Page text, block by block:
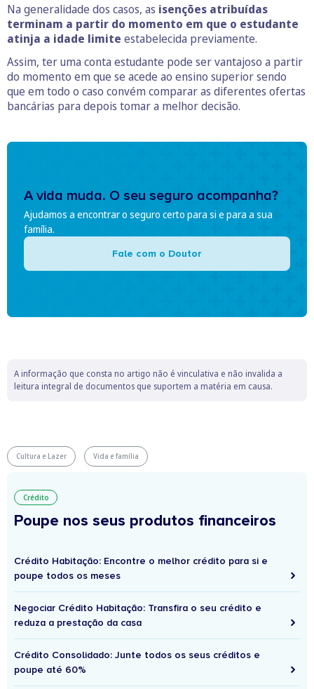
Na generalidade dos casos, as isenções atribuídas
terminam a partir do momento em que o estudante
atinja a idade limite estabelecida previamente.
Assim, ter uma conta estudante pode ser vantajoso a partir
do momento em que se acede ao ensino superior sendo
que em todo o caso convém comparar as diferentes ofertas
bancárias para depois tomar a melhor decisão.
A vida muda. O seu seguro acompanha?
Ajudamos a encontrar o seguro certo para si e para a sua
família.
Fale com o Doutor
A informação que consta no artigo não é vinculativa e não invalida a
leitura integral de documentos que suportem a matéria em causa.
Cultura e Lazer Vida e família
Crédito
Poupe nos seus produtos financeiros
Crédito Habitação: Encontre o melhor crédito para si e
poupe todos os meses
Negociar Crédito Habitação: Transfira o seu crédito e
reduza a prestação da casa
Crédito Consolidado: Junte todos os seus créditos e
poupe até 60%